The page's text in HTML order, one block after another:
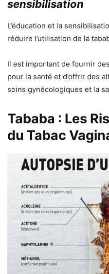
sensibilisation
L’éducation et la
réduire l’utilisation de la
Il est important de fournir
pour la santé et d’offrir des
soins gynécologiques et la
Tababa : Les
du Tabac